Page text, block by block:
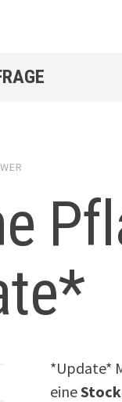
*Update*
eine